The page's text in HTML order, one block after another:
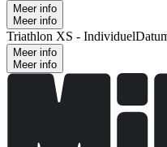
Meer info
Meer info
Triathlon XS - Individuel
Meer info
Meer info